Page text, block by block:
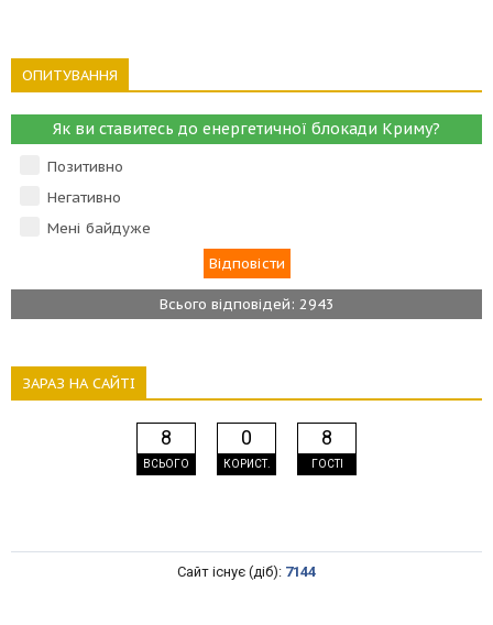
ОПИТУВАННЯ
Як ви ставитесь до енергетичної блокади Криму?
Позитивно
Негативно
Мені байдуже
Всього відповідей: 2943
ЗАРАЗ НА САЙТІ
8
ВСЬОГО
0
КОРИСТ.
8
ГОСТІ
Сайт існує (діб): 7144